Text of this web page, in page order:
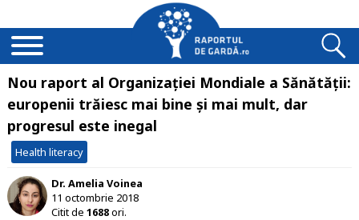
Nou raport al Organizației Mondiale a Sănătății:
europenii trăiesc mai bine și mai mult, dar
progresul este inegal
Health literacy
Dr. Amelia Voinea
11 octombrie 2018
Citit de 1688ori.